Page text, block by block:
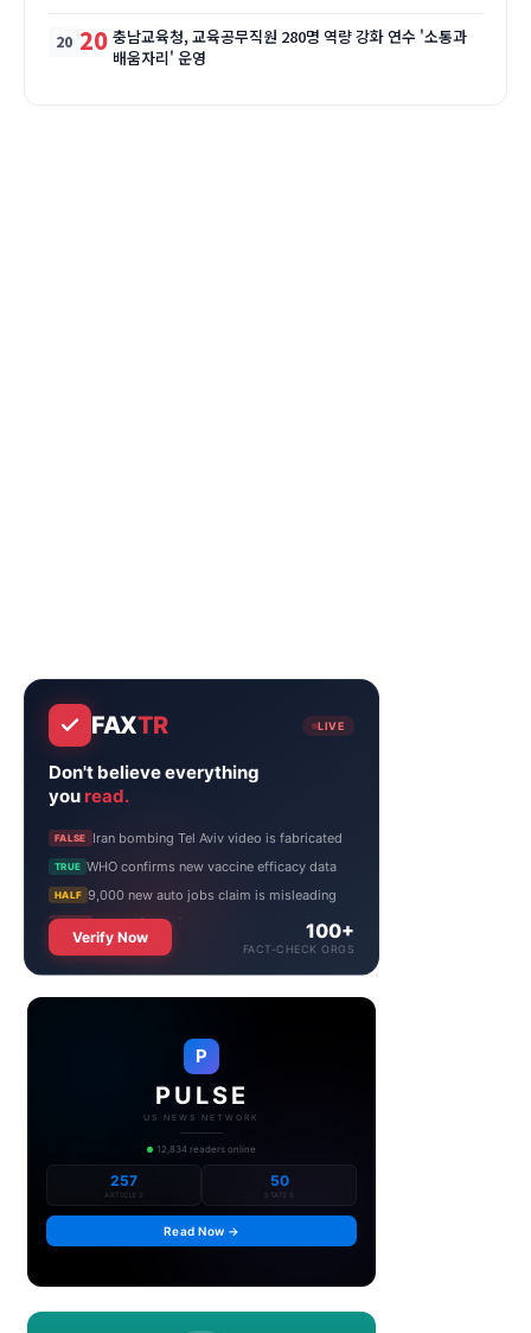
20 충남교육청, 교육공무직원 280명 역량 강화 연수 '소통과
배움자리' 운영